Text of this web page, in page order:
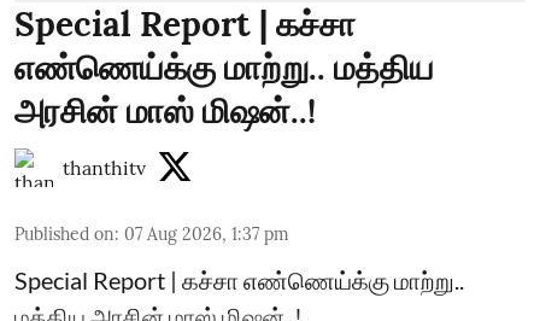
Special Report | கச்சா
எண்ணெய்க்கு மாற்று.. மத்திய
அரசின் மாஸ் மிஷன்..!
thanthitv
Published on: 07 Aug 2026, 1:37 pm
Special Report | கச்சா எண்ணெய்க்கு மாற்று..